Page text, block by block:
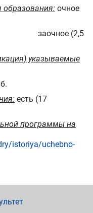
образования: очное
(2,5
указываемые
есть (17
программы на
istoriya/uchebno-